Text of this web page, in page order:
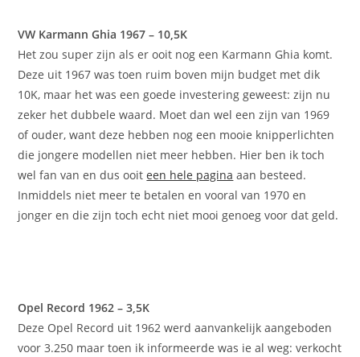
VW Karmann Ghia 1967 – 10,5K
Het zou super zijn als er ooit nog een Karmann Ghia komt.
Deze uit 1967 was toen ruim boven mijn budget met dik
10K, maar het was een goede investering geweest: zijn nu
zeker het dubbele waard. Moet dan wel een zijn van 1969
of ouder, want deze hebben nog een mooie knipperlichten
die jongere modellen niet meer hebben. Hier ben ik toch
wel fan van en dus ooiteen hele pagina aan besteed.
Inmiddels niet meer te betalen en vooral van 1970 en
jonger en die zijn toch echt niet mooi genoeg voor dat geld.
Opel Record 1962 – 3,5K
Deze Opel Record uit 1962 werd aanvankelijk aangeboden
voor 3.250 maar toen ik informeerde was ie al weg: verkocht